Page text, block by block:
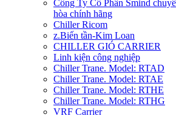
Công Ty Cổ Phần Smind
hòa chính hãng
Chiller Ricom
z.Biến tần-Kim Loan
CHILLER GIÓ CARRIER
Linh kiện công nghiệp
Chiller Trane. Model: RTAD
Chiller Trane. Model: RTAE
Chiller Trane. Model: RTHE
Chiller Trane. Model: RTHG
VRF Carrier